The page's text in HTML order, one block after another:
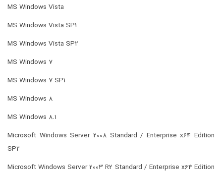
MS Windows Vista
MS Windows Vista SP1
MS Windows Vista SP2
MS Windows 7
MS Windows 7 SP1
MS Windows 8
MS Windows 8.1
Microsoft Windows Server 2008 Standard / Enterprise x64 Edition
SP2
Microsoft Windows Server 2003 R2 Standard / Enterprise x64 Edition